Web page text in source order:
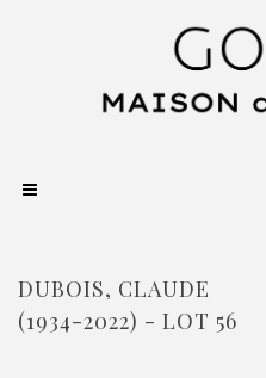
DUBOIS, CLAUDE
(1934-2022) - LOT 56